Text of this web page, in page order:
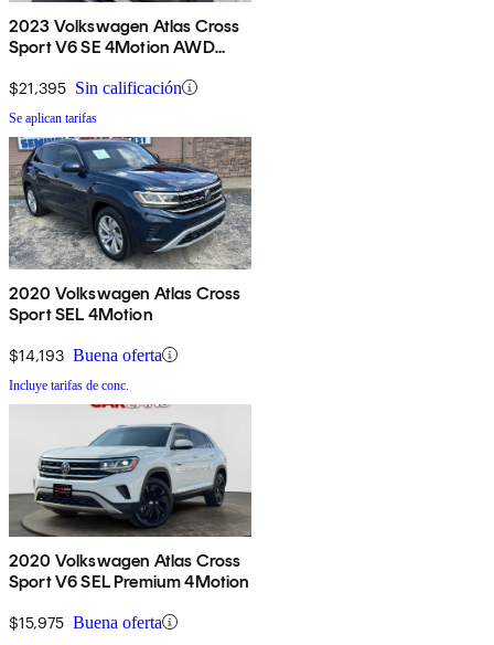
2023 Volkswagen Atlas Cross
Sport V6 SE 4Motion AWD
$21,395 Sin calificación
Se aplican tarifas
2020 Volkswagen Atlas Cross
Sport SEL 4Motion
$14,193 Buena oferta
Incluye tarifas de conc.
2020 Volkswagen Atlas Cross
Sport V6 SEL Premium 4Motion
$15,975 Buena oferta